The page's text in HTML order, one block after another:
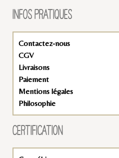
INFOS PRATIQUES
Contactez-nous
CGV
Livraisons
Paiement
Mentions légales
Philosophie
CERTIFICATION